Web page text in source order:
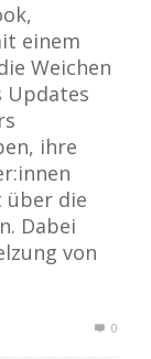
einem
Weichen
Updates
ihre
über die
Dabei
von
0